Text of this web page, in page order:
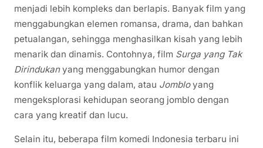
menjadi lebih kompleks dan berlapis. Banyak film yang
menggabungkan elemen romansa, drama, dan bahkan
petualangan, sehingga menghasilkan kisah yang lebih
menarik dan dinamis. Contohnya, film Surga yang Tak
Dirindukanyang menggabungkan humor dengan
konflik keluarga yang dalam, atau Jombloyang
mengeksplorasi kehidupan seorang jomblo dengan
cara yang kreatif dan lucu.
Selain itu, beberapa film komedi Indonesia terbaru ini